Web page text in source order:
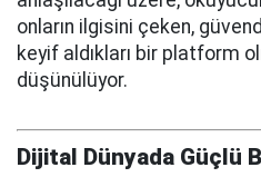
onların ilgisini çeken,
keyif aldıkları bir platform
düşünülüyor.
Dijital Dünyada Güçlü